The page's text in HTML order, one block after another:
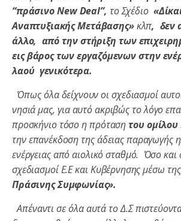
“πράσινο New Deal”, το Σχέδιο
Αναπτυξιακής Μετάβασης»κλπ, δεν
άλλο, από την στήριξη των
εις βάρος των εργαζόμενων στην
λαού γενικότερα.
Όπως όλα δείχνουν οι σχεδιασμοί
νησιά μας, για αυτό ακριβώς το λόγο
προσκήνιο τόσο η πρότασητου
την επανέκδοση της άδειας παραγωγής
ενέργειας από αιολικό σταθμό. Όσο και
σχεδιασμοί Ε.Ε και Κυβέρνησης μέσω της
Πράσινης Συμφωνίας».
Απέναντι σε όλα αυτά το Δ.Σ